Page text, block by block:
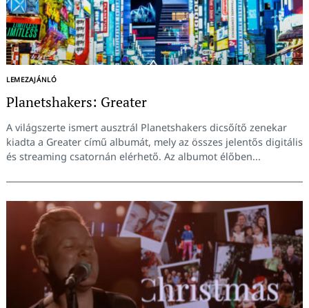
LEMEZAJÁNLÓ
Planetshakers: Greater
A világszerte ismert ausztrál Planetshakers dicsőítő zenekar
kiadta a Greater című albumát, mely az összes jelentős digitális
és streaming csatornán elérhető. Az albumot élőben...